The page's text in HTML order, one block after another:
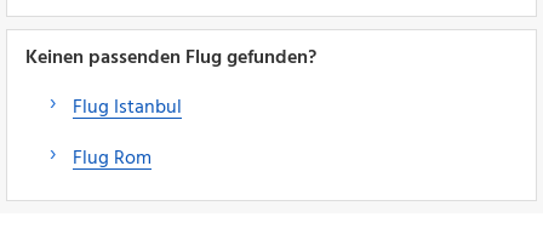
Keinen passenden Flug gefunden?
Flug Istanbul
Flug Rom